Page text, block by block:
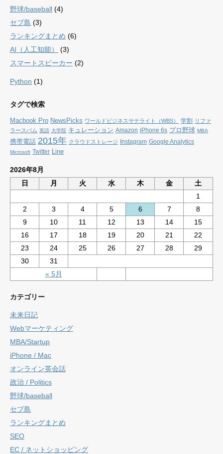
野球/baseball (4)
セブ島 (3)
ランキングまとめ (6)
AI（人工知能）
(3)
スマートスピーカー (2)
Python (1)
タグで検索
Macbook Pro NewsPicks ワールドビジネスサテライト（WBS） 学割 リファ
ラースパム 英語 大学院 キュレーション Amazon iPhone 6s プロ野球 MBA
携帯電話 2015年 クラウドストレージ Instagram Google Analytics
Microsoft Twitter Line
2026年8月
日
月 火 水 木 金 土
« 5月
1
2
3 4 5 6 7
8
9
10 11 12 13 14
15
16
17 18 19 20 21
22
23
24 25 26 27 28
29
30
31
カテゴリー
未来日記
Webマーケティング
MBA/Startup
iPhone / Mac
オンライン英会話
政治 / Politics
野球/baseball
セブ島
ランキングまとめ
SEO
EC / ネットショッピング